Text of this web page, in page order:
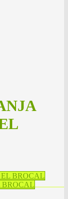
BROCAL
BROCAL